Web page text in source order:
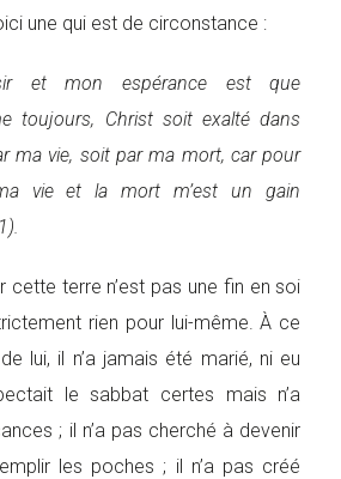
une qui est de circonstance :
et mon espérance est que
toujours, Christ soit exalté dans
ma vie, soit par ma mort, car pour
vie et la mort m’est un gain
cette terre n’est pas une fin en soi
rien pour lui-même. À ce
lui, il n’a jamais été marié, ni eu
le sabbat certes mais n’a
; il n’a pas cherché à devenir
les poches ; il n’a pas créé